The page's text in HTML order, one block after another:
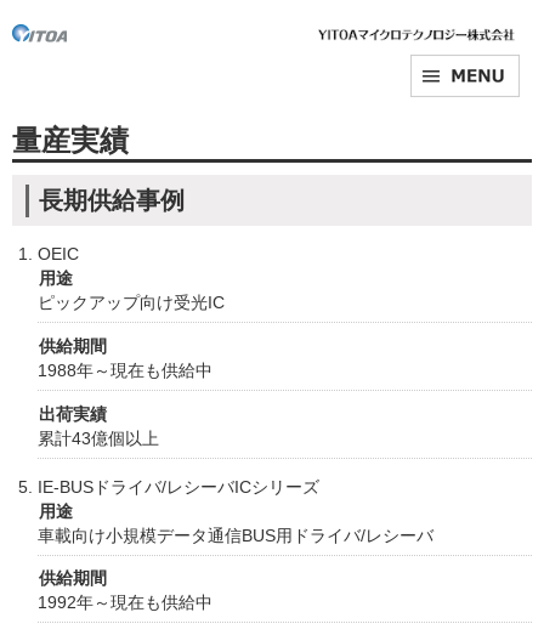
量産実績
長期供給事例
OEIC
用途
ピックアップ向け受光IC
供給期間
1988年～現在も供給中
出荷実績
累計43億個以上
IE-BUSドライバ/レシーバICシリーズ
用途
車載向け小規模データ通信BUS用ドライバ/レシーバ
供給期間
1992年～現在も供給中